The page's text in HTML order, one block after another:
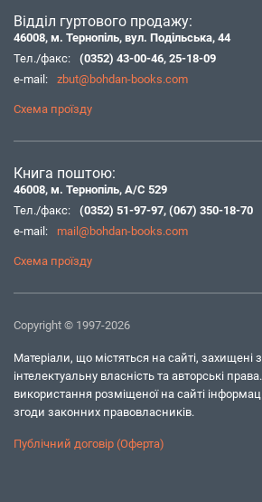
Відділ гуртового продажу:
46008, м. Тернопіль, вул. Подільська, 44
Тел./факс:
(0352) 43-00-46, 25-18-09
e-mail:
zbut@bohdan-books.com
Схема проїзду
Книга поштою:
46008, м. Тернопіль, А/С 529
Тел./факс:
(0352) 51-97-97, (067) 350-18-70
e-mail:
mail@bohdan-books.com
Схема проїзду
Copyright © 1997-2026
Матеріали, що містяться на сайті, захищені
інтелектуальну власність та авторські
використання розміщеної на сайті
згоди законних правовласників.
Публічний договір (Оферта)